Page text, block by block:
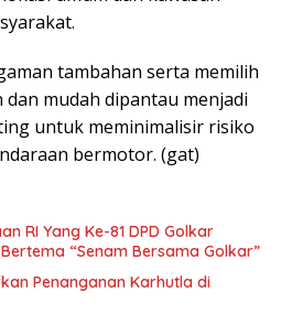
tambahan serta memilih
mudah dipantau menjadi
untuk meminimalisir risiko
bermotor. (gat)
RI Yang Ke-81 DPD Golkar
“Senam Bersama Golkar”
Penanganan Karhutla di